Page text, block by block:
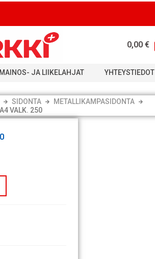
0,00 €
MAINOS- JA LIIKELAHJAT YHTEYSTIEDOT
SIDONTA
METALLIKAMPASIDONTA
VALK. 250